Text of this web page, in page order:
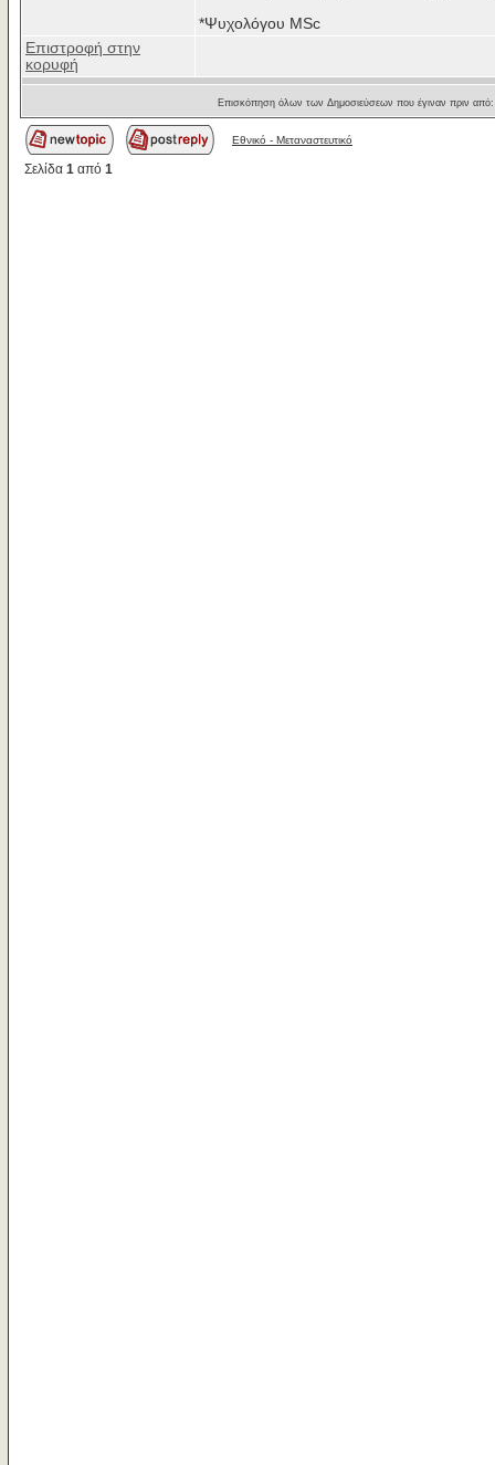
*Ψυχολόγου MSc
Επιστροφή στην
κορυφή
Επισκόπηση όλων των Δημοσιεύσεων που έγιναν πριν
Εθνικό - Μεταναστευτικό
Σελίδα 1 από 1